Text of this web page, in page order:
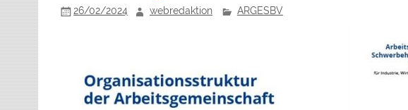
26/02/2024 webredaktion ARGESBV